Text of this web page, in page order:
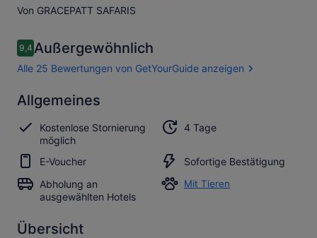
Von GRACEPATT SAFARIS
Bewertungen
9,49,4 von 10.
Außergewöhnlich
Alle 25 Bewertungen von GetYourGuide anzeigen
9.49.4 von 10
Außergewöhnlich
Alle 25
Bewertungen
GetYourGuide
anzeigen
Allgemeines
Kostenlose Stornierung
möglich
4 Tage
E-Voucher
Sofortige Bestätigung
Abholung an
ausgewählten Hotels
Mit Tieren
Übersicht